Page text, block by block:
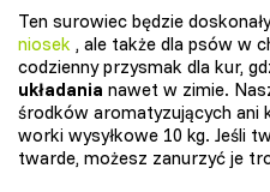
Ten surowiec będzie
niosek , ale także dla psów w
codzienny przysmak dla kur,
układania nawet w zimie.
środków aromatyzujących ani
worki wysyłkowe 10 kg. Jeśli
twarde, możesz zanurzyć je